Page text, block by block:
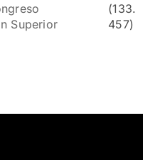
Superior
(133.
457)